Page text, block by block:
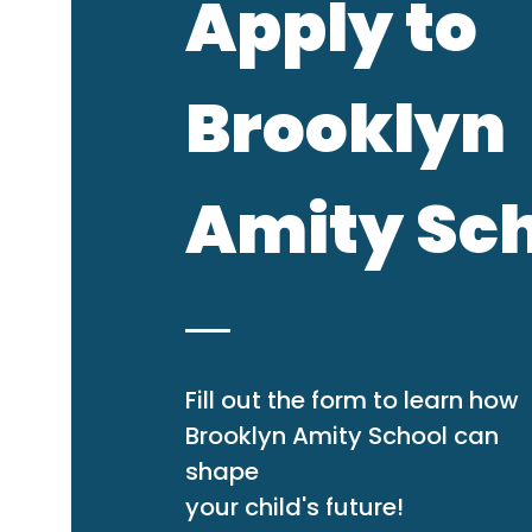
Apply to
Brooklyn
Amity
Fill out the form to learn how
Brooklyn Amity School can
shape
your child's future!